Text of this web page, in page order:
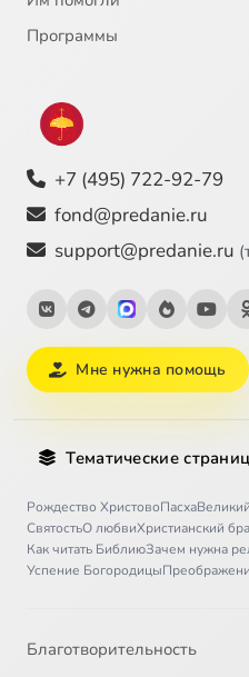
Программы
+7 (495) 722-92-79
fond@predanie.ru
support@predanie.ru
Мне нужна помощь
Тематические
Рождество ХристовоПасха
СвятостьО любвиХристианский
Как читать БиблиюЗачем нужна
Успение Богородицы
Благотворительность